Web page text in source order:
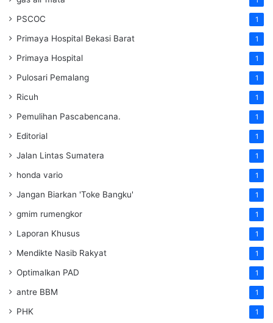
PSCOC 1
Primaya Hospital Bekasi Barat 1
Primaya Hospital 1
Pulosari Pemalang 1
Ricuh 1
Pemulihan Pascabencana. 1
Editorial 1
Jalan Lintas Sumatera 1
honda vario 1
Jangan Biarkan 'Toke Bangku' 1
gmim rumengkor 1
Laporan Khusus 1
Mendikte Nasib Rakyat 1
Optimalkan PAD 1
antre BBM 1
PHK 1